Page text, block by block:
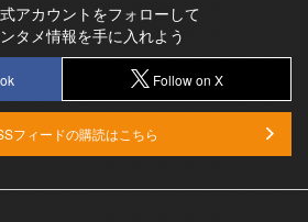
アカウントをフォローして
タメ情報を手に入れよう
Follow on X
フィードの購読はこちら